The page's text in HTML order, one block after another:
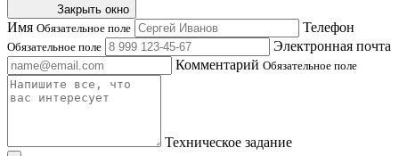
Закрыть окно
Имя Обязательное поле Телефон
Обязательное поле
Электронная почта
Комментарий Обязательное поле
Техническое задание